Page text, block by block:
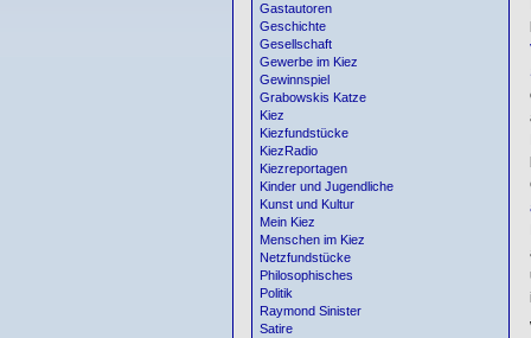
Gastautoren
Geschichte
Gesellschaft
Gewerbe im Kiez
Gewinnspiel
Grabowskis Katze
Kiez
Kiezfundstücke
KiezRadio
Kiezreportagen
Kinder und Jugendliche
Kunst und Kultur
Mein Kiez
Menschen im Kiez
Netzfundstücke
Philosophisches
Politik
Raymond Sinister
Satire